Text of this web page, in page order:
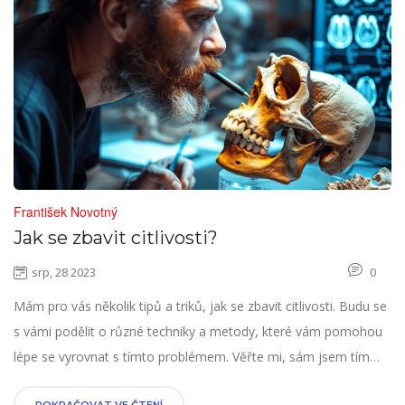
František Novotný
Jak se zbavit citlivosti?
srp, 28 2023 0
Mám pro vás několik tipů a triků, jak se zbavit citlivosti. Budu se
s vámi podělit o různé techniky a metody, které vám pomohou
lépe se vyrovnat s tímto problémem. Věřte mi, sám jsem tím